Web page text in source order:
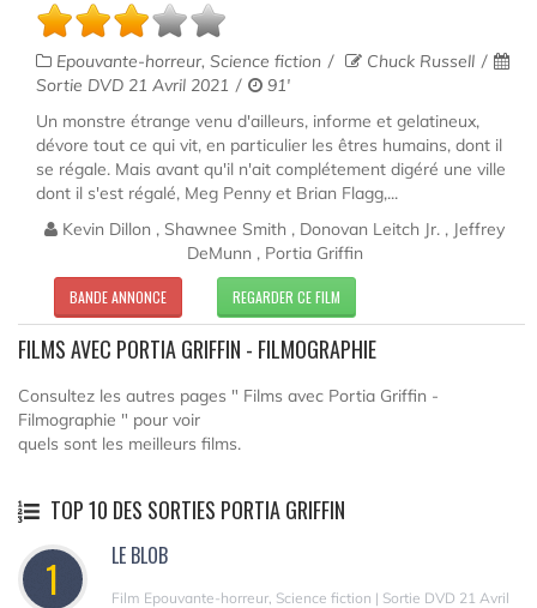
Epouvante-horreur, Science fiction
Chuck Russell
Sortie DVD 21 Avril 2021
91'
Un monstre étrange venu d'ailleurs, informe et gelatineux,
dévore tout ce qui vit, en particulier les êtres humains, dont il
se régale. Mais avant qu'il n'ait complétement digéré une ville
dont il s'est régalé, Meg Penny et Brian Flagg,...
Kevin Dillon , Shawnee Smith , Donovan Leitch Jr. , Jeffrey
DeMunn , Portia Griffin
BANDE ANNONCE REGARDER CE FILM
FILMS AVEC PORTIA GRIFFIN - FILMOGRAPHIE
Consultez les autres pages " Films avec Portia Griffin -
Filmographie " pour voir
quels sont les meilleurs films.
TOP 10 DES SORTIES PORTIA GRIFFIN
1 LE BLOB
Film Epouvante-horreur, Science fiction | Sortie DVD 21 Avril